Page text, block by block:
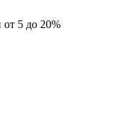
от 5 до 20%